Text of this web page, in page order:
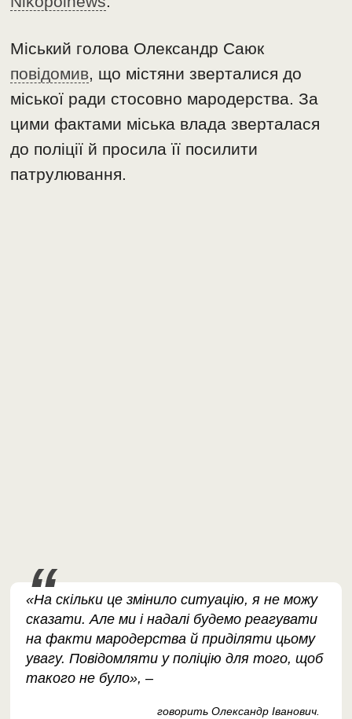
Міський голова Олександр Саюк
повідомив , що містяни зверталися до
міської ради стосовно мародерства. За
цими фактами міська влада зверталася
до поліції й просила її посилити
патрулювання.
«На скільки це змінило ситуацію, я не можу
сказати. Але ми і надалі будемо реагувати
на факти мародерства й приділяти цьому
увагу. Повідомляти у поліцію для того, щоб
такого не було», –
говорить Олександр Іванович.